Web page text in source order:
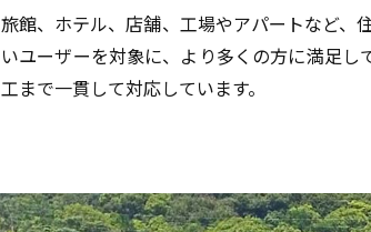
旅館、ホテル、店舗、工場やアパートなど、
いユーザーを対象に、より多くの方に満足
工まで一貫して対応しています。